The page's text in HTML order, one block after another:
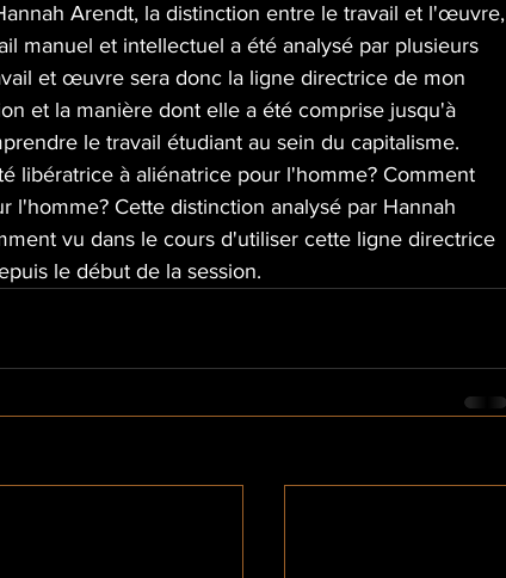
Arendt, la distinction entre le travail et l'œuvre,
manuel et intellectuel a été analysé par plusieurs
et œuvre sera donc la ligne directrice de mon
et la manière dont elle a été comprise jusqu'à
le travail étudiant au sein du capitalisme.
libératrice à aliénatrice pour l'homme? Comment
l'homme? Cette distinction analysé par Hannah
vu dans le cours d'utiliser cette ligne directrice
le début de la session.